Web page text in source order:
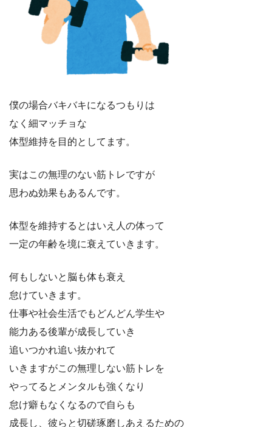
僕の場合バキバキになるつもりは
なく細マッチョな
体型維持を目的としてます。
実はこの無理のない筋トレですが
思わぬ効果もあるんです。
体型を維持するとはいえ人の体って
一定の年齢を境に衰えていきます。
何もしないと脳も体も衰え
怠けていきます。
仕事や社会生活でもどんどん学生や
能力ある後輩が成長していき
追いつかれ追い抜かれて
いきますがこの無理しない筋トレを
やってるとメンタルも強くなり
怠け癖もなくなるので自らも
成長し、彼らと切磋琢磨しあえるための